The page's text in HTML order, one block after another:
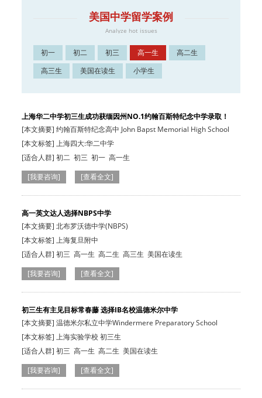
美国中学留学案例
Analyze hot issues
初一 初二 初三 高一生
高二生
高三生
美国在读生 小学生
上海华二中学初三生成功获缅因州NO.1约翰百斯特纪念中学录取！
[本文摘要] 约翰百斯特纪念高中 John Bapst Memorial High School
[本文标签] 上海四大:华二中学
[适合人群] 初二 初三 初一 高一生
[我要咨询]
[查看全文]
高一英文达人选择NBPS中学
[本文摘要] 北布罗沃德中学(NBPS)
[本文标签] 上海复旦附中
[适合人群] 初三 高一生 高二生 高三生 美国在读生
[我要咨询]
[查看全文]
初三生有主见目标常春藤 选择IB名校温德米尔中学
[本文摘要] 温德米尔私立中学Windermere Preparatory School
[本文标签] 上海实验学校 初三生
[适合人群] 初三 高一生 高二生 美国在读生
[我要咨询]
[查看全文]